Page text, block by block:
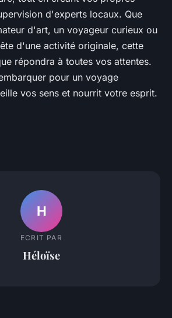
d'experts locaux. Que
d'art, un voyageur curieux ou
d'une activité originale, cette
répondra à toutes vos attentes.
pour un voyage
vos sens et nourrit votre esprit.
H
ECRIT PAR
Héloïse